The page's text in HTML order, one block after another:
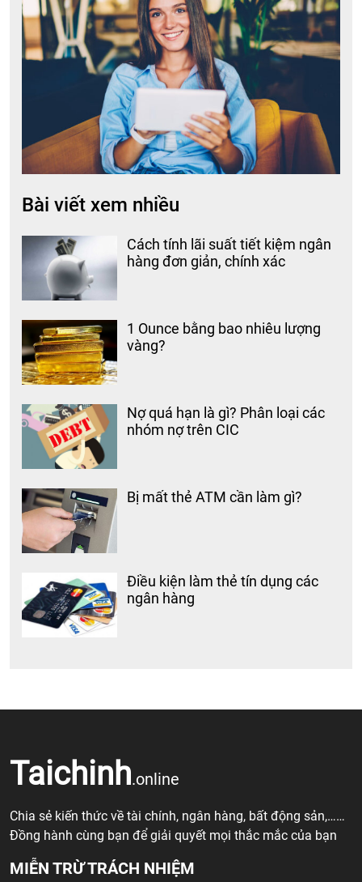
Bài viết xem nhiều
Cách tính lãi suất tiết kiệm ngân
hàng đơn giản, chính xác
1 Ounce bằng bao nhiêu lượng
vàng?
Nợ quá hạn là gì? Phân loại các
nhóm nợ trên CIC
Bị mất thẻ ATM cần làm gì?
Điều kiện làm thẻ tín dụng các
ngân hàng
Taichinh.online
Chia sẻ kiến thức về tài chính, ngân hàng, bất động sản,……
Đồng hành cùng bạn để giải quyết mọi thắc mắc của bạn
MIỄN TRỪ TRÁCH NHIỆM